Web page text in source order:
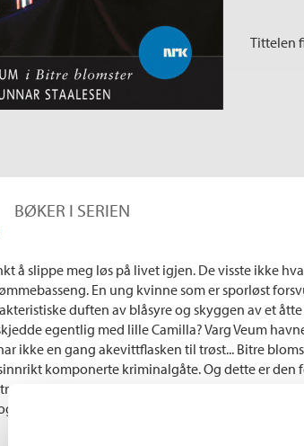
Tittelen
BØKER I SERIEN
å slippe meg løs på livet igjen. De visste ikke
En ung kvinne som er sporløst
duften av blåsyre og skyggen av et
egentlig med lille Camilla? Varg Veum
ikke en gang akevittflasken til trøst... Bitre
komponerte kriminalgåte. Og dette er den
Varg Veum-serier. Dramatisert etter Gunnar
Gunnar Staalesen. NRK Radioteatret 2003